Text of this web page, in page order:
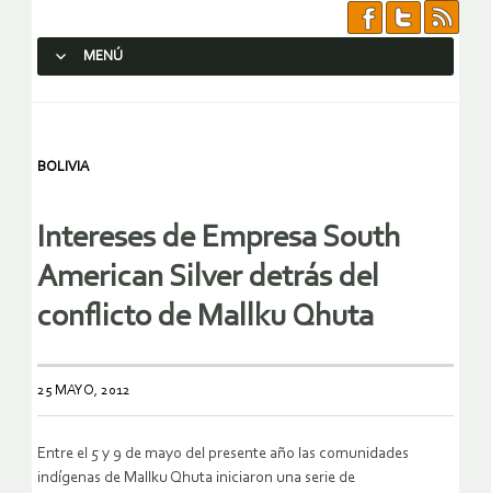
MENÚ
BOLIVIA
Intereses de Empresa South
American Silver detrás del
conflicto de Mallku Qhuta
25 MAYO, 2012
Entre el 5 y 9 de mayo del presente año las comunidades
indígenas de Mallku Qhuta iniciaron una serie de